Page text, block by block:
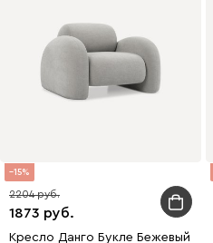
15
1873
2204
Кресло Данго Букле Бежевый